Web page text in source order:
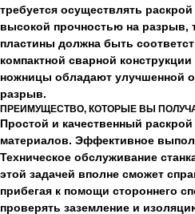
требуется осуществлять
высокой прочностью на разрыв,
пластины должна быть
компактной сварной
ножницы обладают улучшенной
разрыв.
ПРЕИМУЩЕСТВО, КОТОРЫЕ ВЫ
Простой и качественный
материалов. Эффективное
Техническое обслуживание
этой задачей вполне сможет
прибегая к помощи стороннего
проверять заземление и